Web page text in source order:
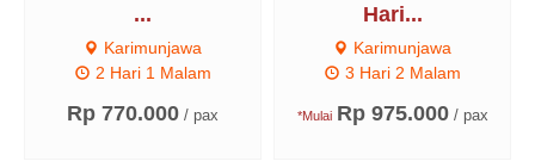
...
Karimunjawa
2 Hari 1 Malam
Rp 770.000 / pax
Hari...
Karimunjawa
3 Hari 2 Malam
*Mulai Rp 975.000 / pax